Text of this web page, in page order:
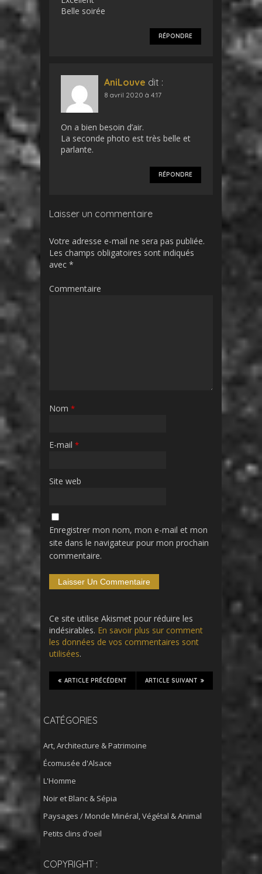
Belle soirée
RÉPONDRE
AniLouve dit :
8 avril 2020 à 4:17
On a bien besoin d’air.
La seconde photo est très belle et
parlante.
RÉPONDRE
Laisser un commentaire
Votre adresse e-mail ne sera pas publiée.
Les champs obligatoires sont indiqués
avec *
Commentaire
Nom *
E-mail *
Site web
Enregistrer mon nom, mon e-mail et mon
site dans le navigateur pour mon prochain
commentaire.
Ce site utilise Akismet pour réduire les
indésirables. En savoir plus sur comment
les données de vos commentaires sont
utilisées.
ARTICLE SUIVANT
ARTICLE PRÉCÉDENT
CATÉGORIES
Art, Architecture & Patrimoine
Écomusée d'Alsace
L'Homme
Noir et Blanc & Sépia
Paysages / Monde Minéral, Végétal & Animal
Petits clins d'oeil
COPYRIGHT :